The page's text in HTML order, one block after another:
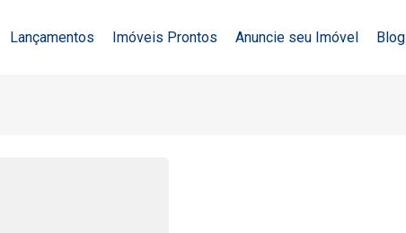
Lançamentos Imóveis Prontos Anuncie seu Imóvel Blog